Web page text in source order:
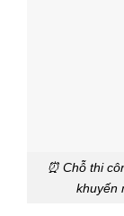
⏰ Chỗ thi
khuyến